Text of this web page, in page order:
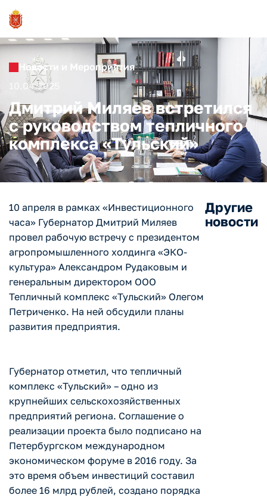
Новости и Мероприятия
10.04.2025
Дмитрий Миляев встретился
с руководством тепличного
комплекса «Тульский»
10 апреля в рамках «Инвестиционного
часа» Губернатор Дмитрий Миляев
провел рабочую встречу с президентом
агропромышленного холдинга «ЭКО-
культура» Александром Рудаковым и
генеральным директором ООО
Тепличный комплекс «Тульский» Олегом
Петриченко. На ней обсудили планы
развития предприятия.
Губернатор отметил, что тепличный
комплекс «Тульский» – одно из
крупнейших сельскохозяйственных
предприятий региона. Соглашение о
реализации проекта было подписано на
Петербургском международном
экономическом форуме в 2016 году. За
это время объем инвестиций составил
более 16 млрд рублей, создано порядка
Другие
новости